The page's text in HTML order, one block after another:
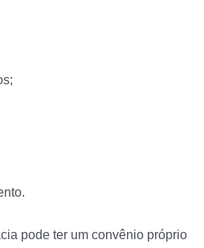
pode ter um convênio próprio